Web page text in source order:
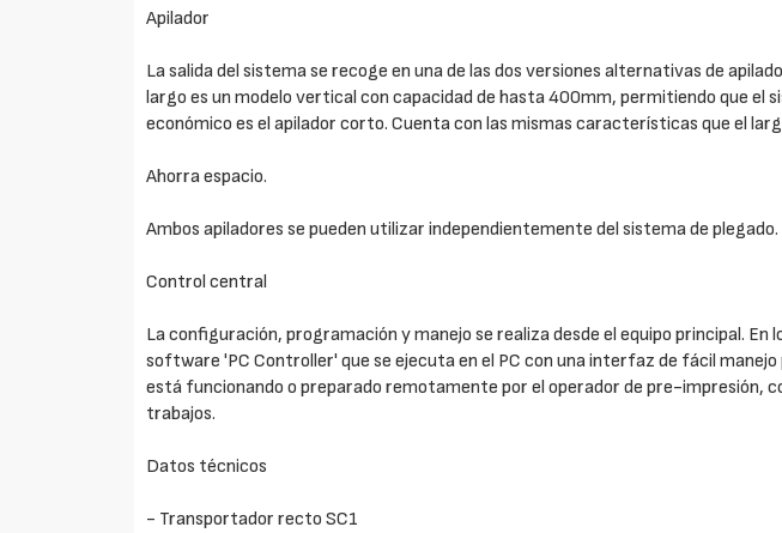
Apilador
La salida del sistema se recoge en una de las dos versiones alternativas de
largo es un modelo vertical con capacidad de hasta 400mm, permitiendo que
económico es el apilador corto. Cuenta con las mismas características que el
Ahorra espacio.
Ambos apiladores se pueden utilizar independientemente del sistema de
Control central
La configuración, programación y manejo se realiza desde el equipo principal.
software 'PC Controller' que se ejecuta en el PC con una interfaz de fácil
está funcionando o preparado remotamente por el operador de pre-impresión,
trabajos.
Datos técnicos
- Transportador recto SC1